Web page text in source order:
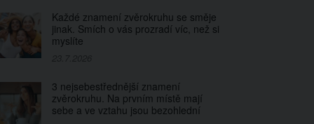
Každé znamení zvěrokruhu se směje
jinak. Smích o vás prozradí víc, než si
myslíte
3 nejsebestřednější znamení
zvěrokruhu. Na prvním místě mají
sebe a ve vztahu jsou bezohlední